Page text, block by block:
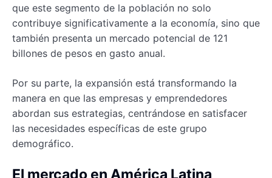
que este segmento de la población no solo
contribuye significativamente a la economía, sino que
también presenta un mercado potencial de 121
billones de pesos en gasto anual.
Por su parte, la expansión está transformando la
manera en que las empresas y emprendedores
abordan sus estrategias, centrándose en satisfacer
las necesidades específicas de este grupo
demográfico.
El mercado en América Latina